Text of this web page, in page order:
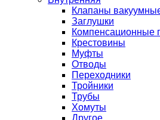
Клапаны
Заглушки
Компенсационные
Крестовины
Муфты
Отводы
Переходники
Тройники
Трубы
Хомуты